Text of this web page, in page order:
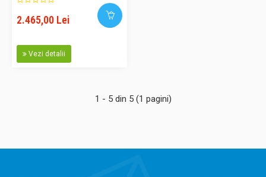
Umidificator destinat aplicatiilor casnice, bibliotecilor,
evaporare. Modelul WD-B450 este recomandat pentru
2.465,00 Lei
Vezi detalii
1 - 5 din 5 (1 pagini)